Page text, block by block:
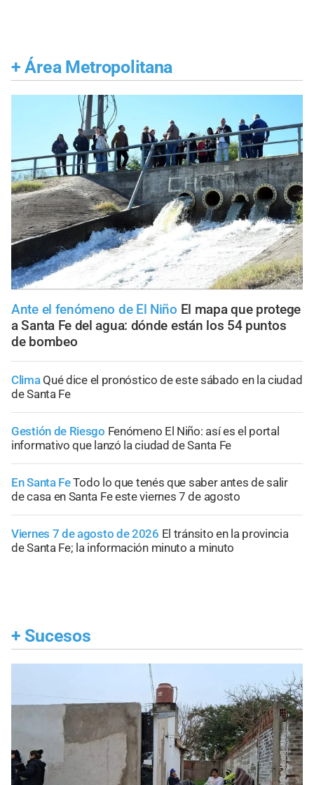
+ Área Metropolitana
Ante el fenómeno de El Niño El mapa que protege
a Santa Fe del agua: dónde están los 54 puntos
de bombeo
Clima Qué dice el pronóstico de este sábado en la ciudad
de Santa Fe
Gestión de Riesgo Fenómeno El Niño: así es el portal
informativo que lanzó la ciudad de Santa Fe
En Santa FeTodo lo que tenés que saber antes de salir
de casa en Santa Fe este viernes 7 de agosto
Viernes 7 de agosto de 2026 El tránsito en la provincia
de Santa Fe; la información minuto a minuto
+ Sucesos